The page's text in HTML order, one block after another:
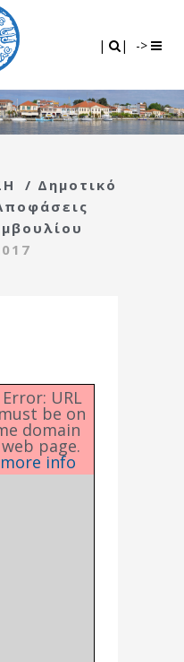
| | ->
/ Δημοτικό
URL
be on
domain
page.
info